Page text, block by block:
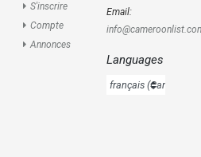
S'inscrire
Compte
Annonces
Email:
Languages